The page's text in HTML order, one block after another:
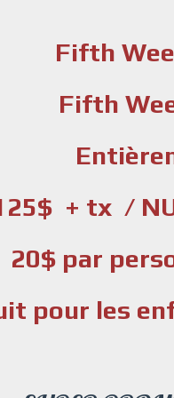
Fifth
Fifth
+ tx /
20$ par
pour les